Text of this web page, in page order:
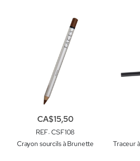
REF: CSF108
Crayon sourcils à Brunette
CA$15,50